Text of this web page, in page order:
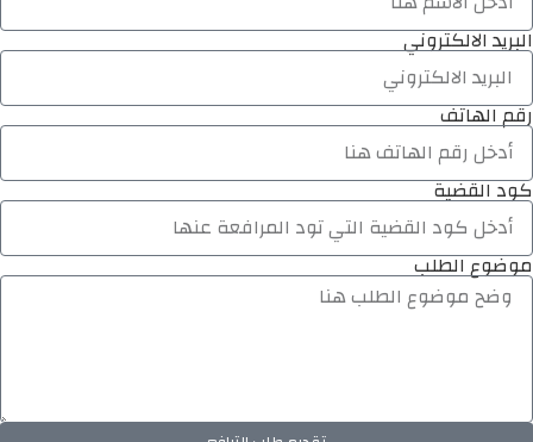
البريد الالكتروني
رقم الهاتف
كود القضية
موضوع الطلب